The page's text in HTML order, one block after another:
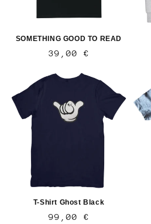
SOMETHING GOOD TO READ
Normaler
39,00 €
T-Shirt Ghost Black
Normaler
99,00 €